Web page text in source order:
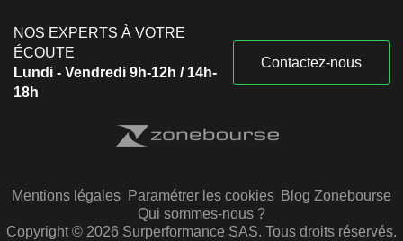
NOS EXPERTS À VOTRE
ÉCOUTE
Lundi - Vendredi 9h-12h / 14h-
18h
Contactez-nous
Mentions légales Paramétrer les cookies Blog Zonebourse
Qui sommes-nous ?
Copyright © 2026 Surperformance SAS. Tous droits réservés.